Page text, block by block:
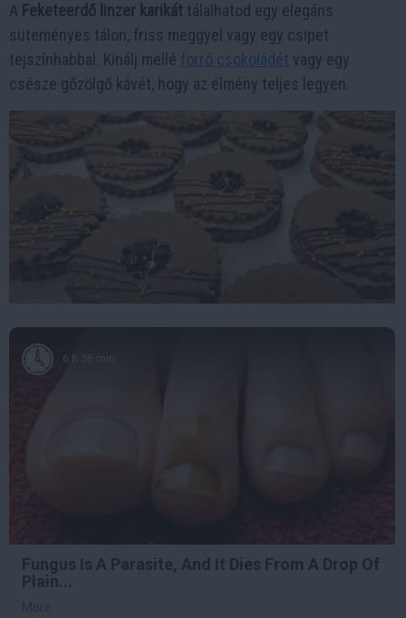
A Feketeerdő linzer karikát tálalhatod egy elegáns
süteményes tálon, friss meggyel vagy egy csipet
tejszínhabbal. Kínálj mellé forró csokoládét vagy egy
csésze gőzölgő kávét, hogy az élmény teljes legyen.
6 h 56 min
Fungus Is A Parasite, And It Dies From A Drop Of
Plain...
More